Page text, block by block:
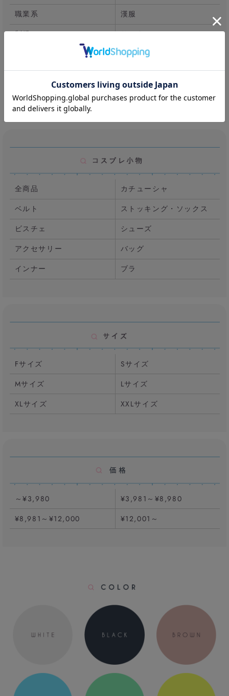
職業系
漢服
制服
サンタ
天使・堕天使
訳アリ
殿堂入りコス
新作
お揃い
全商品
カチューシャ
ベルト
ストッキング・ソックス
ビスチェ
シューズ
アクセサリー
バッグ
インナー
ブラ
Fサイズ
Sサイズ
Mサイズ
Lサイズ
XLサイズ
XXLサイズ
～¥3,980
¥3,981～¥8,980
¥8,981～¥12,000
¥12,001～